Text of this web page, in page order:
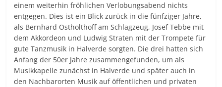
einem weiterhin fröhlichen Verlobungsabend nichts
entgegen. Dies ist ein Blick zurück in die fünfziger Jahre,
als Bernhard Ostholthoff am Schlagzeug, Josef Tebbe mit
dem Akkordeon und Ludwig Straten mit der Trompete für
gute Tanzmusik in Halverde sorgten. Die drei hatten sich
Anfang der 50er Jahre zusammengefunden, um als
Musikkapelle zunächst in Halverde und später auch in
den Nachbarorten Musik auf öffentlichen und privaten